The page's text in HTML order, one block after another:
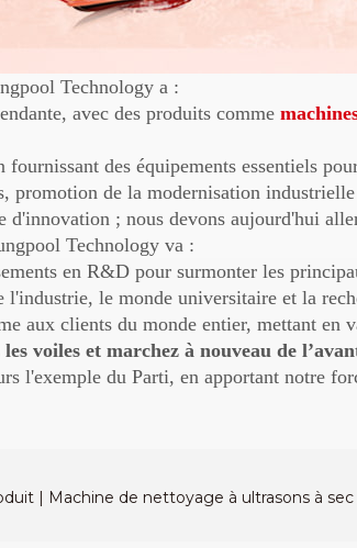
Technology a :
avec des produits comme
fournissant des équipements essentiels
promotion de la modernisation
d'innovation ; nous devons aujourd'hui
Technology va :
en R&D pour surmonter les
le monde universitaire et la
aux clients du monde entier, mettant
voiles et marchez à nouveau de
l'exemple du Parti, en apportant notre
| Machine de nettoyage à ultrasons à